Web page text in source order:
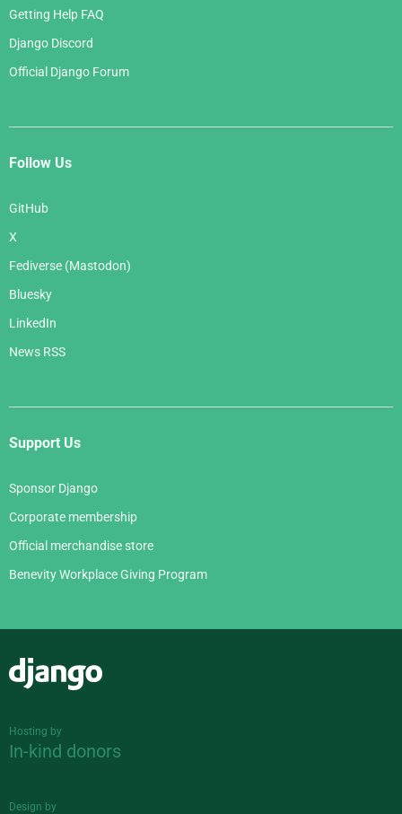
Getting Help FAQ
Django Discord
Official Django Forum
Follow Us
GitHub
X
Fediverse (Mastodon)
Bluesky
LinkedIn
News RSS
Support Us
Sponsor Django
Corporate membership
Official merchandise store
Benevity Workplace Giving Program
Hosting by
In-kind donors
Design by